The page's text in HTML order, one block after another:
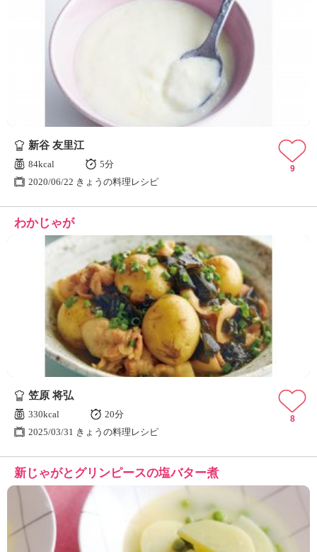
新谷 友里江
84kcal
5分
2020/06/22 きょうの料理レシピ
9
わかじゃが
笠原 将弘
330kcal
20分
2025/03/31 きょうの料理レシピ
8
新じゃがとグリンピースの塩バター煮